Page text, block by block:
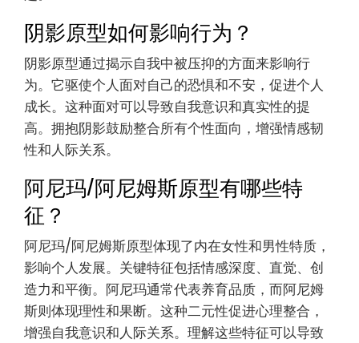
阴影原型如何影响行为？
阴影原型通过揭示自我中被压抑的方面来影响行
为。它驱使个人面对自己的恐惧和不安，促进个人
成长。这种面对可以导致自我意识和真实性的提
高。拥抱阴影鼓励整合所有个性面向，增强情感韧
性和人际关系。
阿尼玛/阿尼姆斯原型有哪些特
征？
阿尼玛/阿尼姆斯原型体现了内在女性和男性特质，
影响个人发展。关键特征包括情感深度、直觉、创
造力和平衡。阿尼玛通常代表养育品质，而阿尼姆
斯则体现理性和果断。这种二元性促进心理整合，
增强自我意识和人际关系。理解这些特征可以导致